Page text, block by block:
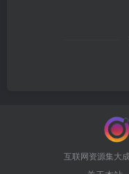
互联网资源集大